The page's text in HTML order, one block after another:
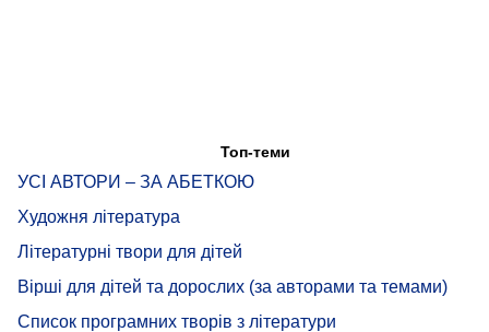
Топ-теми
УСІ АВТОРИ – ЗА АБЕТКОЮ
Художня література
Літературні твори для дітей
Вірші для дітей та дорослих (за авторами та темами)
Список програмних творів з літератури